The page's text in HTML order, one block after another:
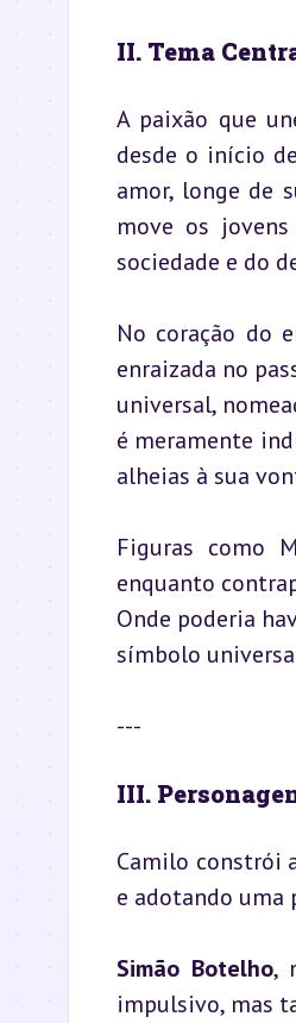
II. Tema
A paixão que
desde o início
amor, longe de
move os
sociedade e do
No coração do
enraizada no
universal,
é meramente
alheias à sua
Figuras como
enquanto
Onde poderia
símbolo
---
III.
Camilo constrói
e adotando uma
Simão Botelho,
impulsivo, mas